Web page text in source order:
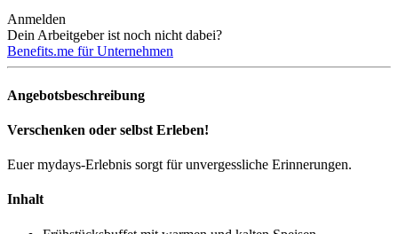
Anmelden
Dein Arbeitgeber ist noch nicht dabei?
Benefits.me für Unternehmen
Angebotsbeschreibung
Verschenken oder selbst Erleben!
Euer mydays-Erlebnis sorgt für unvergessliche Erinnerungen.
Inhalt